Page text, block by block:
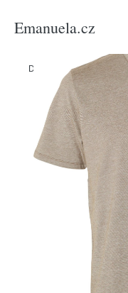
Emanuela.cz
Domů Produkty Muži